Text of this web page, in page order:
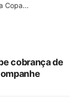
Copa...
cobrança de